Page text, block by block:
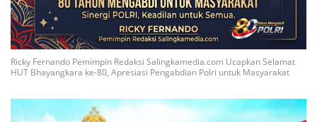
Ricky Fernando Pemimpin Redaksi Salingkamedia.com Ucapkan Selamat
HUT Bhayangkara ke-80, Apresiasi Pengabdian Polri untuk Masyarakat